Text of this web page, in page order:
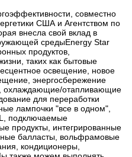
совместно
США и Агентством по
внесла свой вклад в
средыEnergy Star
продуктов,
таких как бытовые
освещение, новое
энергосбережение
охлаждающие/отапливающие
для переработки
лампочки "все в одном",
подключаемые
продукты, интегрированные
балласты, вольфрамовые
кондиционеры,